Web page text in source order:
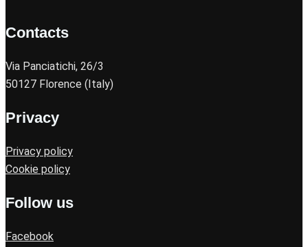
Contacts
Via Panciatichi, 26/3
50127 Florence (Italy)
Privacy
Privacy policy
Cookie policy
Follow us
Facebook